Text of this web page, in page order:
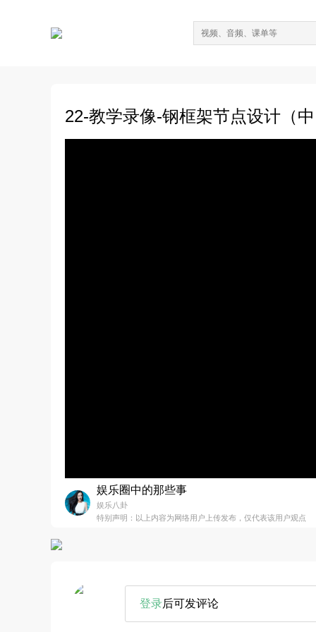
22-教学录像-钢框架节点设计（中
娱乐圈中的那些事
娱乐八卦
特别声明：以上内容为网络用户上传发布，仅代表该用户观点
登录后可发评论